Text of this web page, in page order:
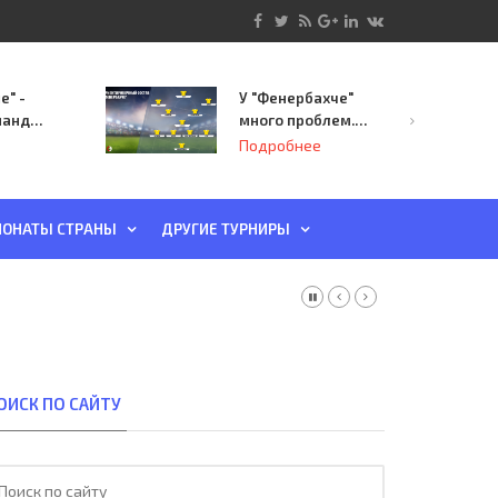
-
У "Фенербахче"
много проблем.
Но он опасен для
Подробнее
СТРАНЫ ДРУГИЕ ТУРНИРЫ
ПО САЙТУ